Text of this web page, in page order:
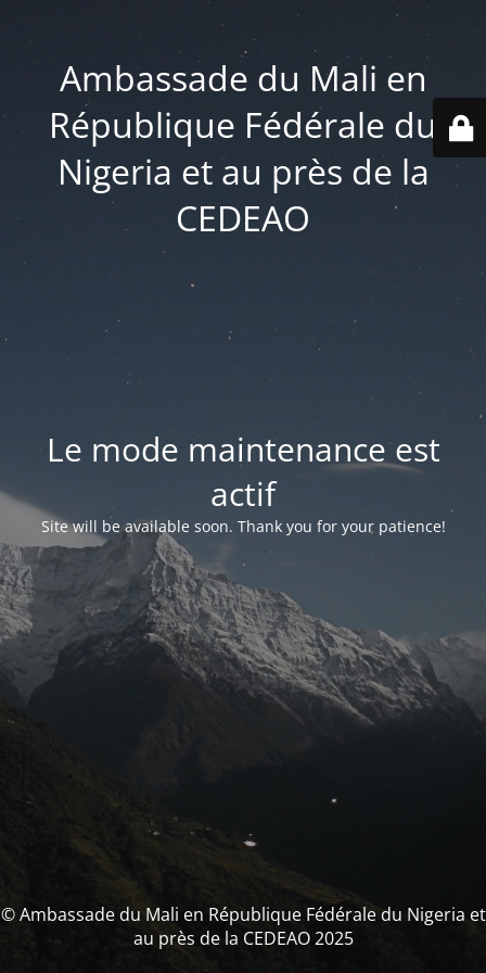
Ambassade du Mali en
République Fédérale du
Nigeria et au près de la
CEDEAO
Le mode maintenance est
actif
Site will be available soon. Thank you for your patience!
© Ambassade du Mali en République Fédérale du Nigeria et
au près de la CEDEAO 2025